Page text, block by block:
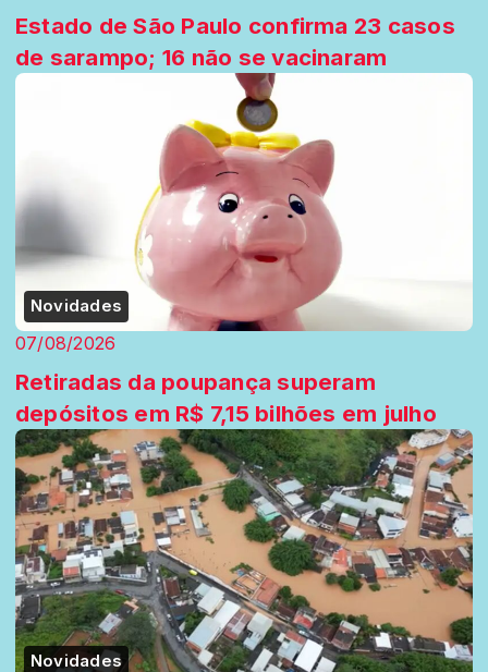
Estado de São Paulo confirma 23 casos
de sarampo; 16 não se vacinaram
Novidades
07/08/2026
Retiradas da poupança superam
depósitos em R$ 7,15 bilhões em julho
Novidades